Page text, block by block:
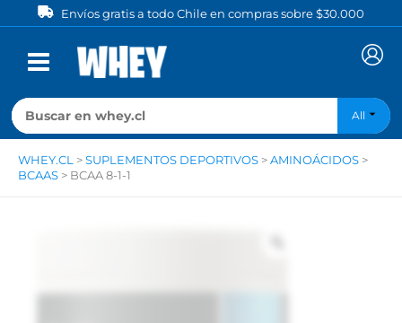
al
contenido
Envíos gratis a todo Chile en compras sobre $30.000
All
WHEY.CL > SUPLEMENTOS DEPORTIVOS > AMINOÁCIDOS >
BCAAS > BCAA 8-1-1